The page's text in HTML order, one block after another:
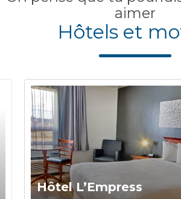
aimer
Hôtels et
Hôtel L’Empress